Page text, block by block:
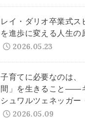
レイ・ダリオ卒業式ス
を進歩に変える人生の
2026.05.23
子育てに必要なのは、
間」を生きること——
シュワルツェネッガー
2026.05.09